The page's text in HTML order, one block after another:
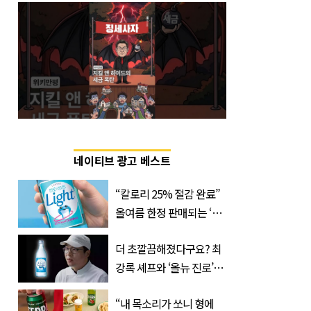
네이티브 광고 베스트
“칼로리 25% 절감 완료”
올여름 한정 판매되는 ‘최
더 초깔끔해졌다구요? 최
강록 셰프와 ‘올뉴 진로’의
“내 목소리가 쏘니 형에